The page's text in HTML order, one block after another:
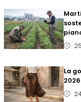
La